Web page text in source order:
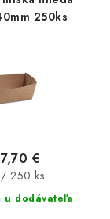
250ks
u dodávateľa
€
250 ks